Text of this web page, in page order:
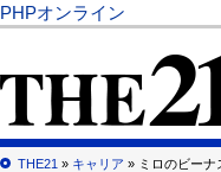
PHPオンライン
THE21 » キャリア » ミロのビーナ